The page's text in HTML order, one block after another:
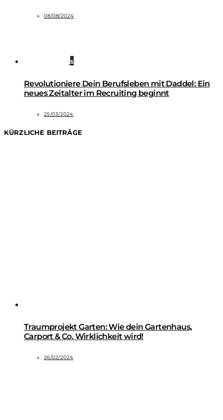
08/08/2024
5
Revolutioniere Dein Berufsleben mit Daddel: Ein
neues Zeitalter im Recruiting beginnt
25/03/2024
KÜRZLICHE BEITRÄGE
Traumprojekt Garten: Wie dein Gartenhaus,
Carport & Co. Wirklichkeit wird!
26/02/2024